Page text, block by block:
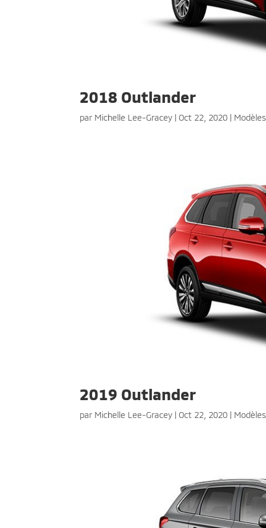
2018 Outlander
par Michelle Lee-Gracey |Oct 22, 2020 | Modèles
2019 Outlander
par Michelle Lee-Gracey |Oct 22, 2020 | Modèles